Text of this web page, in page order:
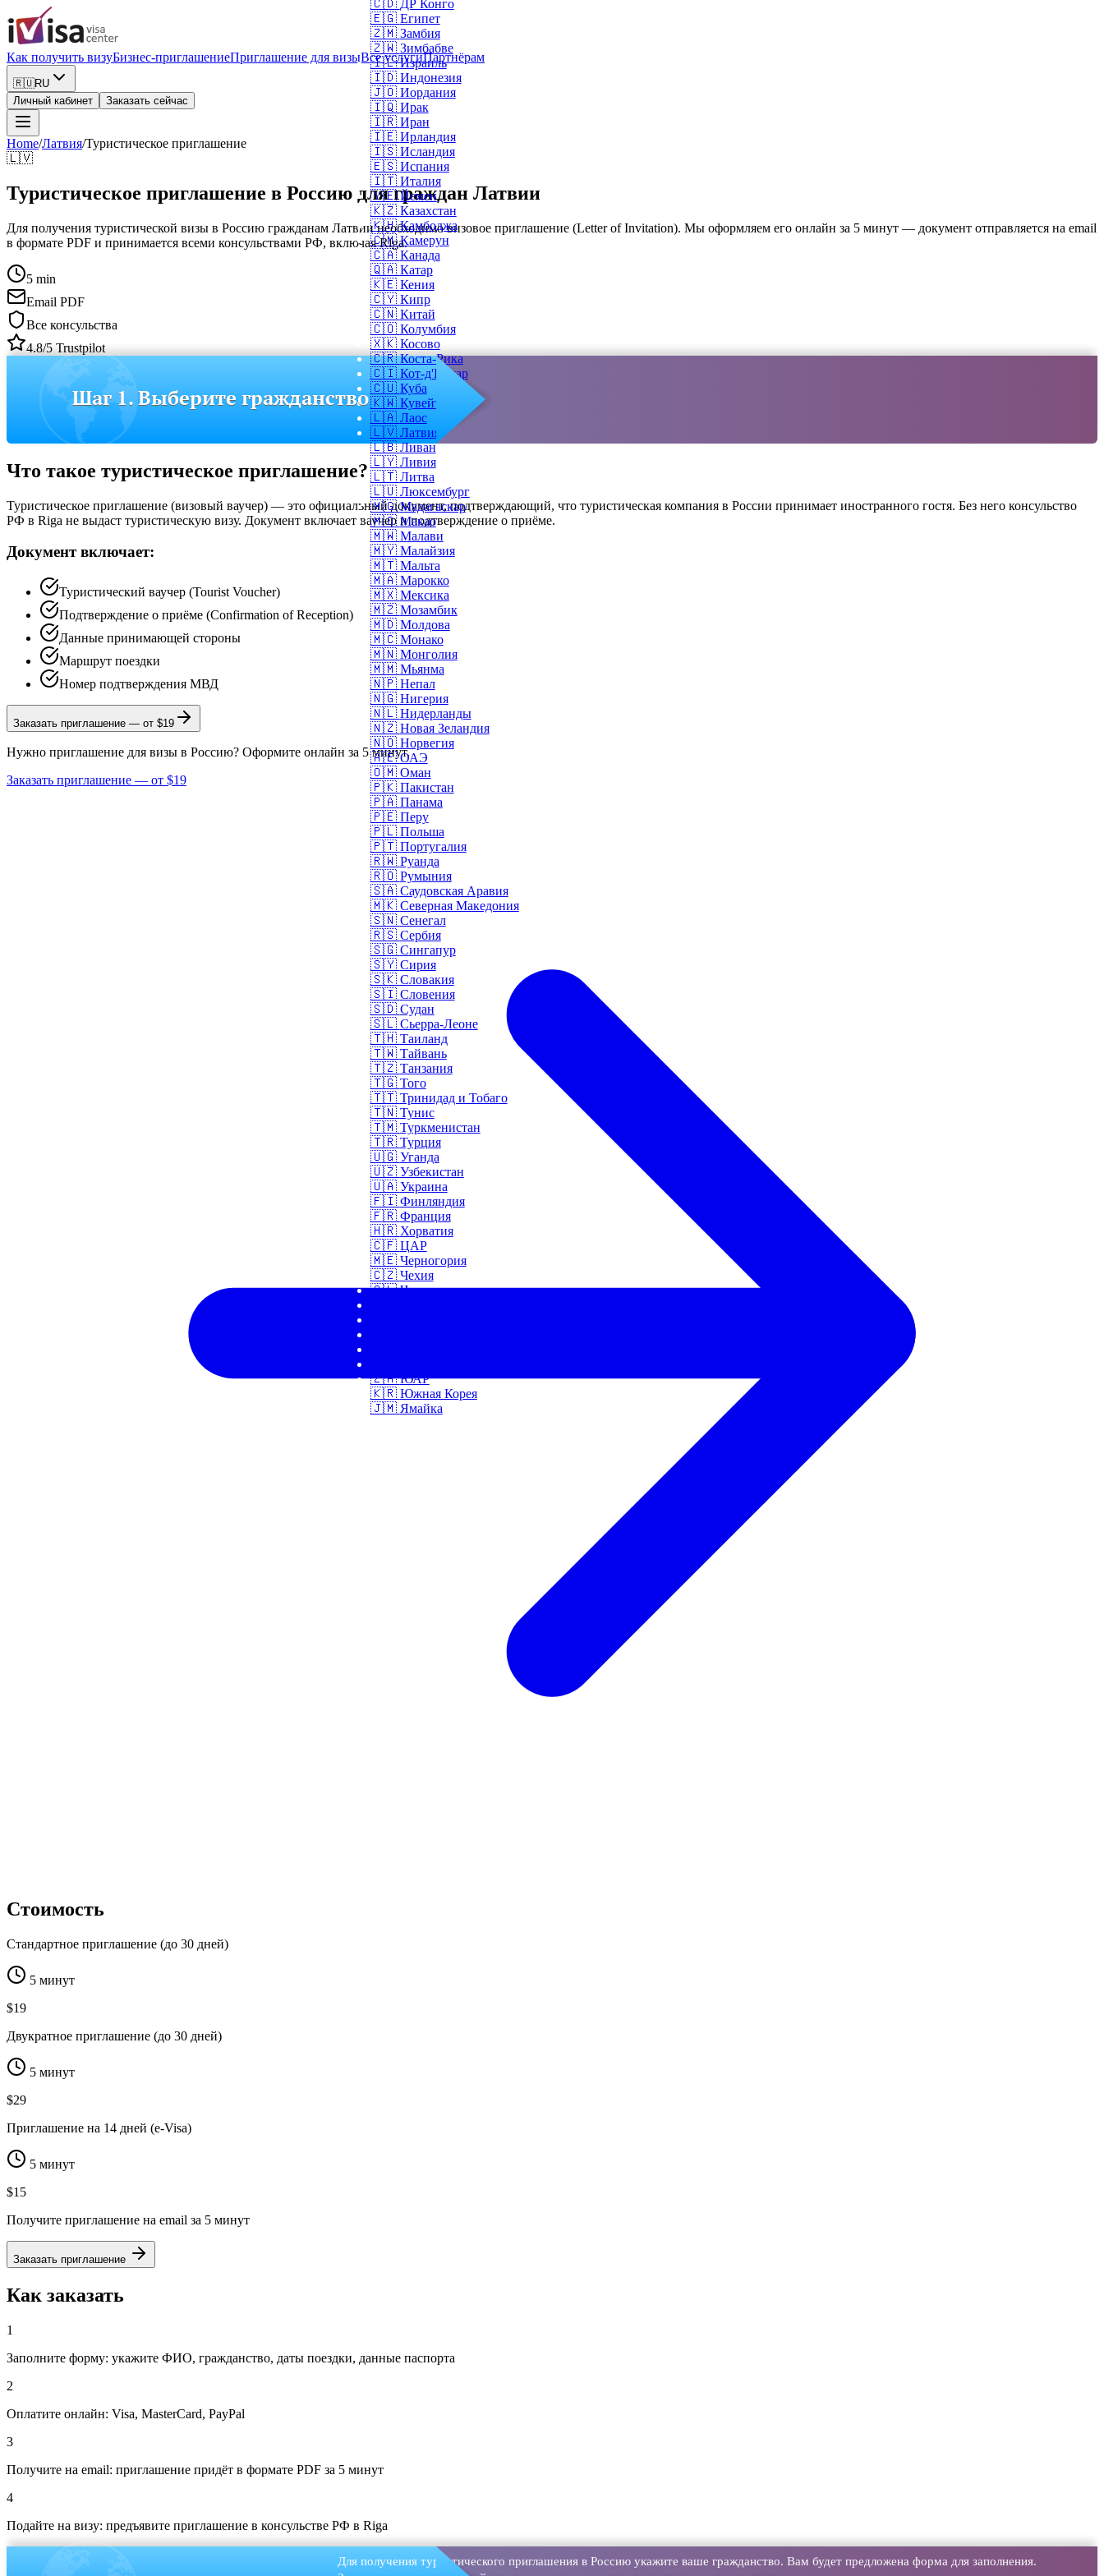
Как получить визуБизнес-приглашениеПриглашение для визыВсе услугиПартнёрам
🇷🇺RU
Личный кабинет
Заказать сейчас
Home/Латвия/Туристическое приглашение
🇱🇻
Туристическое приглашение в Россию для граждан Латвии
Для получения туристической визы в Россию гражданам Латвии необходимо визовое приглашение (Letter of Invitation). Мы оформляем его онлайн за 5 минут — документ отправляется на email
в формате PDF и принимается всеми консульствами РФ, включая Riga.
5 min
Email PDF
Все консульства
4.8/5 Trustpilot
Шаг 1. Выберите гражданство
🇨🇩 ДР Конго
🇪🇬 Египет
🇿🇲 Замбия
🇿🇼 Зимбабве
🇮🇱 Израиль
🇮🇩 Индонезия
🇯🇴 Иордания
🇮🇶 Ирак
🇮🇷 Иран
🇮🇪 Ирландия
🇮🇸 Исландия
🇪🇸 Испания
🇮🇹 Италия
🇾🇪 Йемен
🇰🇿 Казахстан
🇰🇭 Камбоджа
🇨🇲 Камерун
🇨🇦 Канада
🇶🇦 Катар
🇰🇪 Кения
🇨🇾 Кипр
🇨🇳 Китай
🇨🇴 Колумбия
🇽🇰 Косово
🇨🇷 Коста-Рика
🇨🇮 Кот-д'Ивуар
🇨🇺 Куба
🇰🇼 Кувейт
🇱🇦 Лаос
🇱🇻 Латвия
🇱🇧 Ливан
🇱🇾 Ливия
🇱🇹 Литва
🇱🇺 Люксембург
🇲🇬 Мадагаскар
🇲🇴 Макао
🇲🇼 Малави
🇲🇾 Малайзия
🇲🇹 Мальта
🇲🇦 Марокко
🇲🇽 Мексика
🇲🇿 Мозамбик
🇲🇩 Молдова
🇲🇨 Монако
🇲🇳 Монголия
🇲🇲 Мьянма
🇳🇵 Непал
🇳🇬 Нигерия
🇳🇱 Нидерланды
🇳🇿 Новая Зеландия
🇳🇴 Норвегия
🇦🇪 ОАЭ
🇴🇲 Оман
🇵🇰 Пакистан
🇵🇦 Панама
🇵🇪 Перу
🇵🇱 Польша
🇵🇹 Португалия
🇷🇼 Руанда
🇷🇴 Румыния
🇸🇦 Саудовская Аравия
🇲🇰 Северная Македония
🇸🇳 Сенегал
🇷🇸 Сербия
🇸🇬 Сингапур
🇸🇾 Сирия
🇸🇰 Словакия
🇸🇮 Словения
🇸🇩 Судан
🇸🇱 Сьерра-Леоне
🇹🇭 Таиланд
🇹🇼 Тайвань
🇹🇿 Танзания
🇹🇬 Того
🇹🇹 Тринидад и Тобаго
🇹🇳 Тунис
🇹🇲 Туркменистан
🇹🇷 Турция
🇺🇬 Уганда
🇺🇿 Узбекистан
🇺🇦 Украина
🇫🇮 Финляндия
🇫🇷 Франция
🇭🇷 Хорватия
🇨🇫 ЦАР
🇲🇪 Черногория
🇨🇿 Чехия
🇨🇱 Чили
🇿🇦 ЮАР
🇰🇷 Южная Корея
🇯🇲 Ямайка
Что такое туристическое приглашение?
Туристическое приглашение (визовый ваучер) — это официальный документ, подтверждающий, что туристическая компания в России принимает иностранного гостя. Без него консульство
РФ в Riga не выдаст туристическую визу. Документ включает ваучер и подтверждение о приёме.
Документ включает:
Туристический ваучер (Tourist Voucher)
Подтверждение о приёме (Confirmation of Reception)
Данные принимающей стороны
Маршрут поездки
Номер подтверждения МВД
Заказать приглашение — от $19
Нужно приглашение для визы в Россию? Оформите онлайн за 5 минут.
Заказать приглашение — от $19
Стоимость
Стандартное приглашение (до 30 дней)
5 минут
$19
Двукратное приглашение (до 30 дней)
5 минут
$29
Приглашение на 14 дней (e-Visa)
5 минут
$15
Получите приглашение на email за 5 минут
Заказать приглашение
Как заказать
1
Заполните форму: укажите ФИО, гражданство, даты поездки, данные паспорта
2
Оплатите онлайн: Visa, MasterCard, PayPal
3
Получите на email: приглашение придёт в формате PDF за 5 минут
4
Подайте на визу: предъявите приглашение в консульстве РФ в Riga
Для получения туристического приглашения в Россию укажите ваше гражданство. Вам будет предложена форма для заполнения.